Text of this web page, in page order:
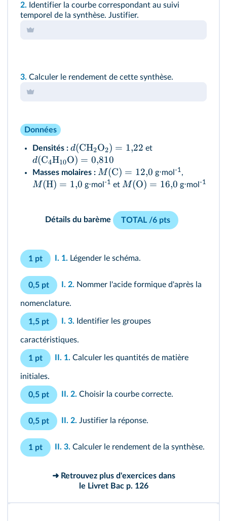
2. Identifier la courbe correspondant au suivi
temporel de la synthèse. Justifier.
3. Calculer le rendement de cette synthèse.
Données
Densités : d(CH2O2) = 1,22 et
d(C4H10O) = 0,810
Masses molaires : M(C) = 12,0 g⋅mol -1 ,
M(H) = 1,0 g⋅mol ‑1 et M(O) = 16,0 g⋅mol -1
Détails du barème TOTAL /6 pts
1 pt I. 1. Légender le schéma.
0,5 pt I. 2. Nommer l'acide formique d'après la
nomenclature.
1,5 pt I. 3. Identifier les groupes
caractéristiques.
1 pt II. 1. Calculer les quantités de matière
initiales.
0,5 pt II. 2. Choisir la courbe correcte.
0,5 pt II. 2. Justifier la réponse.
1 pt II. 3. Calculer le rendement de la synthèse.
➜ Retrouvez plus d'exercices dans
le Livret Bac p. 126